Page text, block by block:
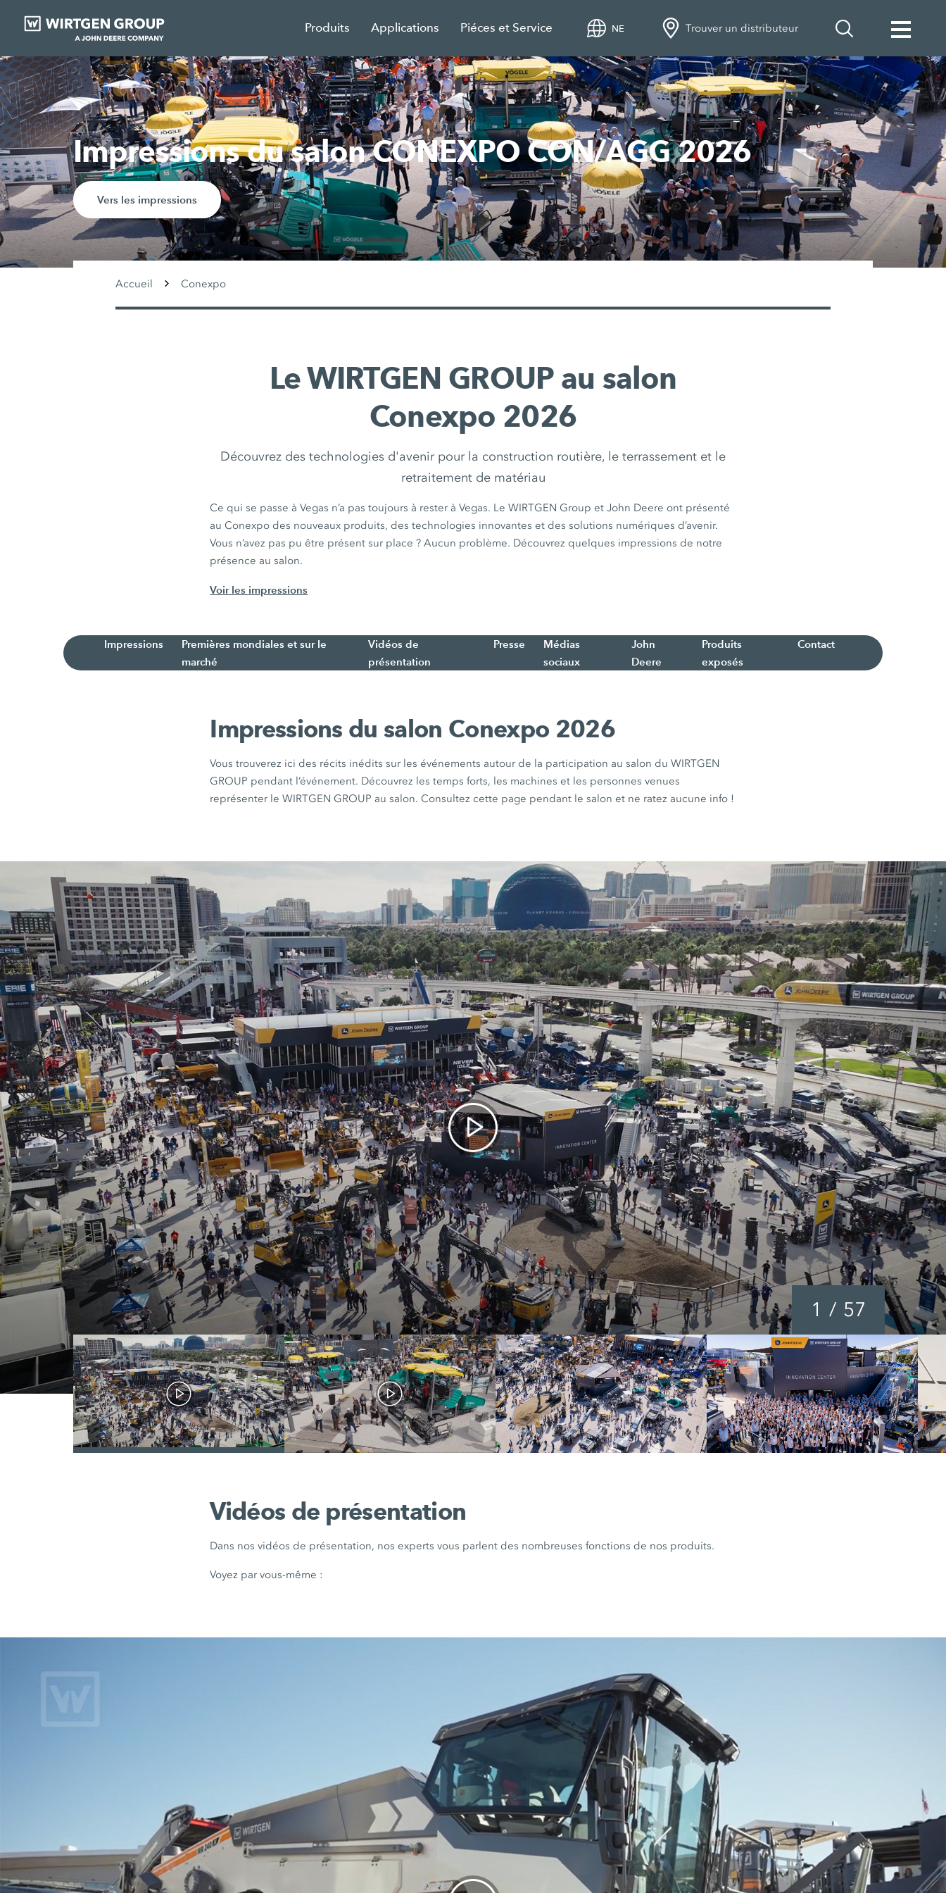
Produits Applications Piéces et Service NE Trouver un distributeur
Impressions du salon CONEXPO CON/AGG 2026
Vers les impressions
Accueil Conexpo
Le WIRTGEN GROUP au salon
Conexpo 2026
Découvrez des technologies d'avenir pour la construction routière, le terrassement et le
retraitement de matériau
Ce qui se passe à Vegas n’a pas toujours à rester à Vegas. Le WIRTGEN Group et John Deere ont présenté
au Conexpo des nouveaux produits, des technologies innovantes et des solutions numériques d’avenir.
Vous n’avez pas pu être présent sur place ? Aucun problème. Découvrez quelques impressions de notre
présence au salon.
Voir les impressions
Impressions
Premières mondiales et sur le
marché
Vidéos de
présentation
Presse
Médias
sociaux
John
Deere
Produits
exposés
Contact
Impressions du salon Conexpo 2026
Vous trouverez ici des récits inédits sur les événements autour de la participation au salon du WIRTGEN
GROUP pendant l’événement. Découvrez les temps forts, les machines et les personnes venues
représenter le WIRTGEN GROUP au salon. Consultez cette page pendant le salon et ne ratez aucune info !
1 / 57
/
Vidéos de présentation
Dans nos vidéos de présentation, nos experts vous parlent des nombreuses fonctions de nos produits.
Voyez par vous-même :